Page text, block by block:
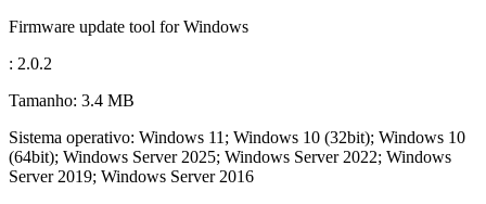
Firmware update tool for Windows
: 2.0.2
Tamanho: 3.4 MB
Sistema operativo: Windows 11; Windows 10 (32bit); Windows 10
(64bit); Windows Server 2025; Windows Server 2022; Windows
Server 2019; Windows Server 2016